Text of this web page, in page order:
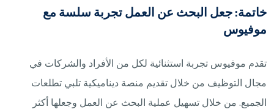
خاتمة: جعل البحث عن العمل تجربة سلسة مع
موفيوس
تقدم موفيوس تجربة استثنائية لكل من الأفراد والشركات في
مجال التوظيف من خلال تقديم منصة ديناميكية تلبي تطلعات
الجميع. من خلال تسهيل عملية البحث عن العمل وجعلها أكثر